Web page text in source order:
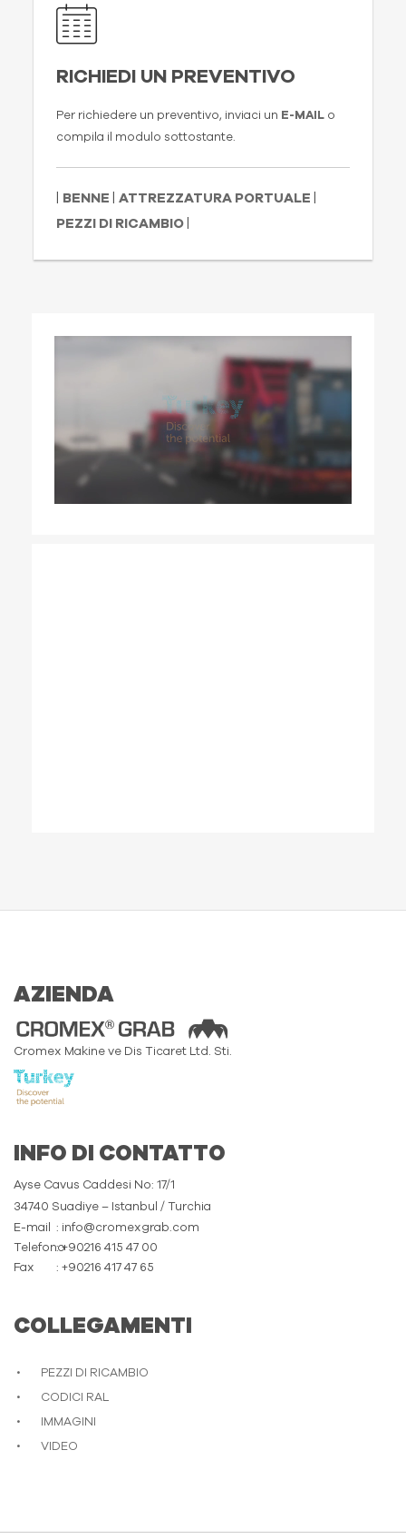
RICHIEDI UN PREVENTIVO
Per richiedere un preventivo, inviaci un E-MAIL o
compila il modulo sottostante.
BENNE ATTREZZATURA PORTUALE
PEZZI DI RICAMBIO
AZIENDA
Cromex Makine ve Dis Ticaret Ltd. Sti.
INFO DI CONTATTO
Ayse Cavus Caddesi No: 17/1
34740 Suadiye – Istanbul / Turchia
E-mail
: info@cromexgrab.com
Telefono: +90216 415 47 00
Fax
: +90216 417 47 65
COLLEGAMENTI
PEZZI DI RICAMBIO
CODICI RAL
IMMAGINI
VIDEO